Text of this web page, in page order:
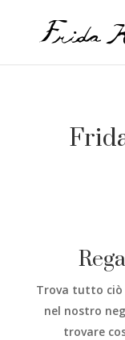
Trova tutto
nel nostro
trovare